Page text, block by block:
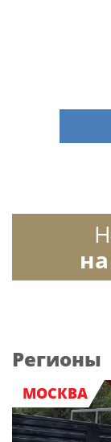
Регионы
МОСКВА